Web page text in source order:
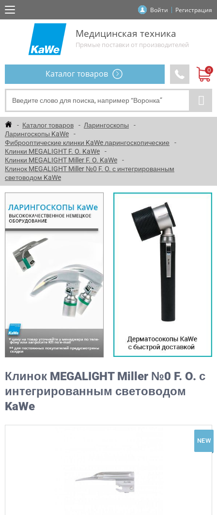
Войти Регистрация
Медицинская техника
Прямые поставки от производителей
Каталог товаров
Каталог товаров
Ларингоскопы
Ларингоскопы KaWe
Фиброоптические клинки KaWe ларингоскопические
Клинки MEGALIGHT F. O. KaWe
Клинки MEGALIGHT Miller F. O. KaWe
Клинок MEGALIGHT Miller №0 F. O. с интегрированным
световодом KaWe
Клинок MEGALIGHT Miller №0 F. O. с
интегрированным световодом
KaWe
NEW